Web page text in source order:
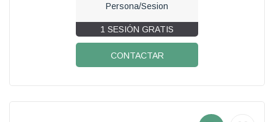
Persona/Sesion
1 SESIÓN GRATIS
CONTACTAR